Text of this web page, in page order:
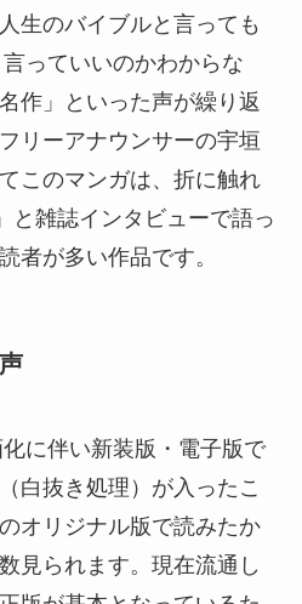
生のバイブルと言っても
っていいのかわからな
作」といった声が繰り返
リーアナウンサーの宇垣
このマンガは、折に触れ
と雑誌インタビューで語っ
者が多い作品です。
に伴い新装版・電子版で
白抜き処理）が入ったこ
オリジナル版で読みたか
見られます。現在流通し